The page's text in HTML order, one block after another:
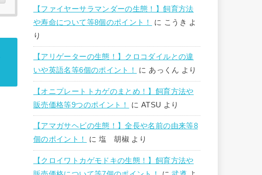
【ファイヤーサラマンダーの生態！】飼育方法
や寿命について等8個のポイント！
に こうき よ
り
【アリゲーターの生態！】クロコダイルとの違
いや英語名等6個のポイント！
に あっくん より
【オニプレートトカゲのまとめ！】飼育方法や
販売価格等9つのポイント！
に ATSU より
【アマガサヘビの生態！】全長や名前の由来等8
個のポイント！
に 塩 胡椒 より
【クロイワトカゲモドキの生態！】飼育方法や